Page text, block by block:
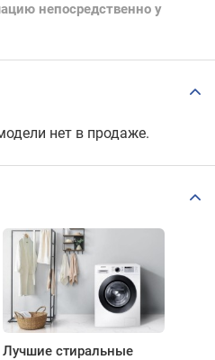
непосредственно у
нет в продаже.
Лучшие стиральные